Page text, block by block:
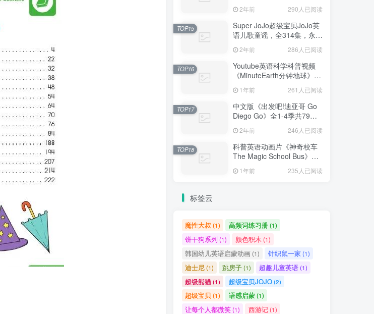
网盘下载！
2年前 290人已阅读
Super JoJo超级宝贝JoJo英
语儿歌童谣，全314集，永久
带英文字幕，百度网盘下载
2年前 286人已阅读
TOP15
Youtube英语科学科普视频
《MinuteEarth分钟地球》每
366集，1080P高清视频带英
文字幕，百度网盘下载！
1年前 261人已阅读
TOP16
中文版《出发吧!迪亚哥 Go
Diego Go》全1-4季共79
载！2年前 246人已阅读
TOP17
科普英语动画片《神奇校车
The Magic School Bus》全
音频+PDF绘本，百度网盘下
1年前 235人已阅读
TOP18
标签云
魔性大叔 (1) 高频词练习册(1)
饼干狗系列 (1) 颜色积木 (1)
韩国幼儿英语启蒙动画(1) 针织鼠一家 (1)
迪士尼(1) 跳房子(1) 超趣儿童英语(1)
超级熊猫(1) 超级宝贝JOJO(2)
超级宝贝 (1) 语感启蒙(1)
让每个人都微笑(1) 西游记(1)